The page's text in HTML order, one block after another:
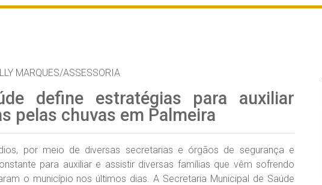
MARQUES/ASSESSORIA
define estratégias para auxiliar
pelas chuvas em Palmeira
por meio de diversas secretarias e órgãos de segurança e
para auxiliar e assistir diversas famílias que vêm sofrendo
o município nos últimos dias. A Secretaria Municipal de Saúde